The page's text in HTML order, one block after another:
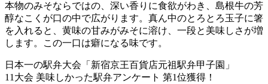
本物のみそならではの、深い香りに食欲がわき、島根牛の芳
醇なこくが口の中で広がります。真ん中のとろとろ玉子に箸
を入れると、黄味の甘みがみそに溶け、一段と美味しさが増
します。この一口は癖になる味です。
日本一の駅弁大会「新宿京王百貨店元祖駅弁甲子園」
11大会 美味しかった駅弁アンケート 第1位獲得！